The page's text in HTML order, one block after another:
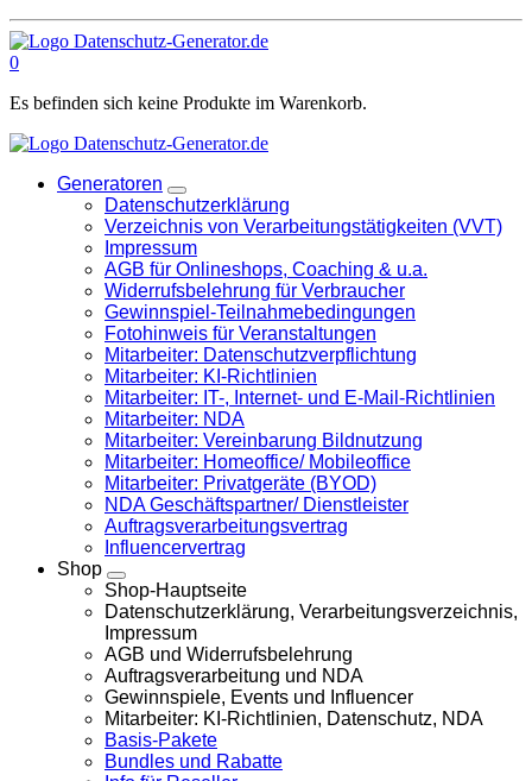
0
Es befinden sich keine Produkte im Warenkorb.
Generatoren
Datenschutzerklärung
Verzeichnis von Verarbeitungstätigkeiten (VVT)
Impressum
AGB für Onlineshops, Coaching & u.a.
Widerrufsbelehrung für Verbraucher
Gewinnspiel-Teilnahmebedingungen
Fotohinweis für Veranstaltungen
Mitarbeiter: Datenschutzverpflichtung
Mitarbeiter: KI-Richtlinien
Mitarbeiter: IT-, Internet- und E-Mail-Richtlinien
Mitarbeiter: NDA
Mitarbeiter: Vereinbarung Bildnutzung
Mitarbeiter: Homeoffice/ Mobileoffice
Mitarbeiter: Privatgeräte (BYOD)
NDA Geschäftspartner/ Dienstleister
Auftragsverarbeitungsvertrag
Influencervertrag
Shop
Shop-Hauptseite
Datenschutzerklärung, Verarbeitungsverzeichnis,
Impressum
AGB und Widerrufsbelehrung
Auftragsverarbeitung und NDA
Gewinnspiele, Events und Influencer
Mitarbeiter: KI-Richtlinien, Datenschutz, NDA
Basis-Pakete
Bundles und Rabatte